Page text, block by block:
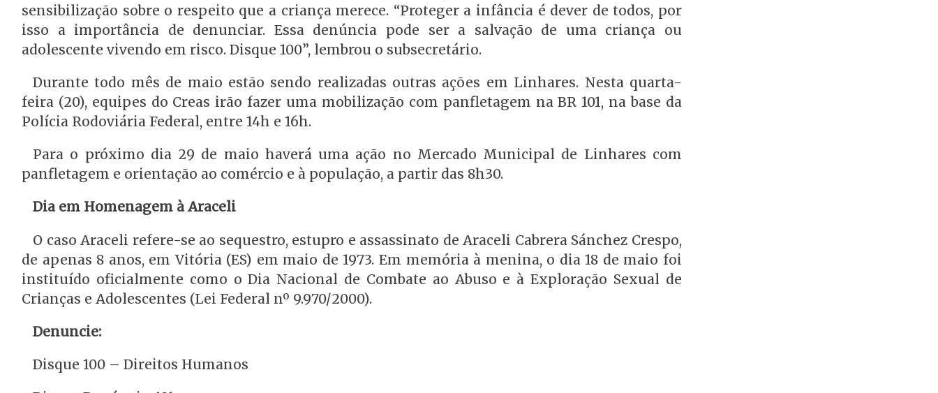
sensibilização sobre o respeito que a criança merece. “Proteger a infância é dever de todos, por
isso a importância de denunciar. Essa denúncia pode ser a salvação de uma criança ou
adolescente vivendo em risco. Disque 100”, lembrou o subsecretário.
Durante todo mês de maio estão sendo realizadas outras ações em Linhares. Nesta quarta-
feira (20), equipes do Creas irão fazer uma mobilização com panfletagem na BR 101, na base da
Polícia Rodoviária Federal, entre 14h e 16h.
Para o próximo dia 29 de maio haverá uma ação no Mercado Municipal de Linhares com
panfletagem e orientação ao comércio e à população, a partir das 8h30.
Dia em Homenagem à Araceli
O caso Araceli refere-se ao sequestro, estupro e assassinato de Araceli Cabrera Sánchez Crespo,
de apenas 8 anos, em Vitória (ES) em maio de 1973. Em memória à menina, o dia 18 de maio foi
instituído oficialmente como o Dia Nacional de Combate ao Abuso e à Exploração Sexual de
Crianças e Adolescentes (Lei Federal nº 9.970/2000).
Denuncie:
Disque 100 – Direitos Humanos